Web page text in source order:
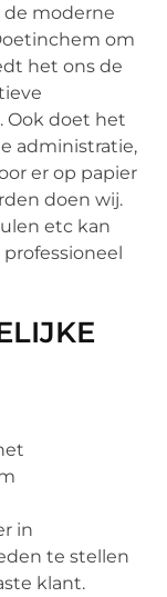
de moderne
om
het ons de
Ook doet het
administratie,
er op papier
doen wij.
etc kan
in
te stellen
klant.